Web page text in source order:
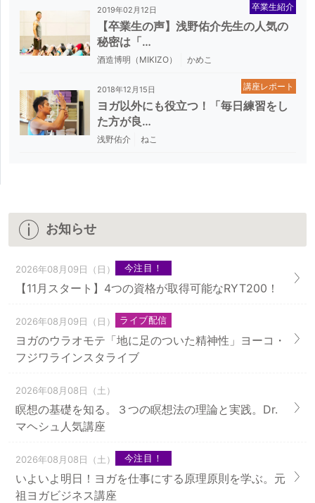
2019年02月12日
【卒業生の声】浅野佑介先生の人気の
秘密は「…
酒造博明（MIKIZO） かめこ
卒業生紹介
2018年12月15日
ヨガ以外にも役立つ！「毎日練習をし
た方が良…
浅野佑介 ねこ
講座レポート
お知らせ
2026年08月09日（日） 今注目！
【11月スタート】4つの資格が取得可能なRYT200！
2026年08月09日（日） ライブ配信
ヨガのウラオモテ「地に足のついた精神性」ヨーコ・
フジワラインスタライブ
2026年08月08日（土）
瞑想の基礎を知る。３つの瞑想法の理論と実践。Dr.
マヘシュ人気講座
2026年08月08日（土） 今注目！
いよいよ明日！ヨガを仕事にする原理原則を学ぶ。元
祖ヨガビジネス講座